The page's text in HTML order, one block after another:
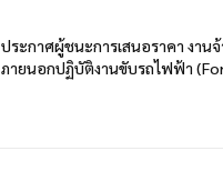
ประกาศผู้ชนะการเสนอราคา งานจ้
ภายนอกปฏิบัติงานขับรถไฟฟ้า